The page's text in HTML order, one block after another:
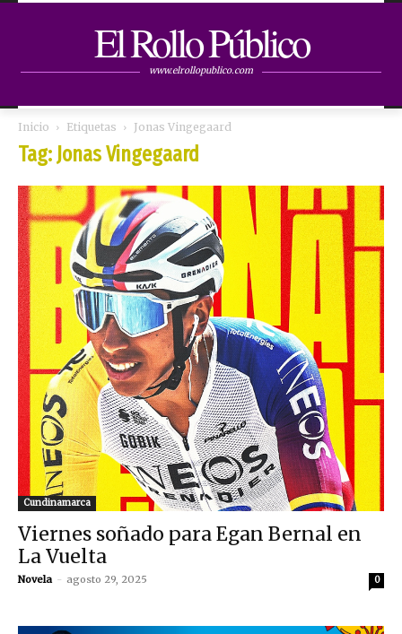
El Rollo Público
www.elrollopublico.com
Inicio Etiquetas Jonas Vingegaard
Tag: Jonas Vingegaard
Cundinamarca
Viernes soñado para Egan Bernal en
La Vuelta
Novela - agosto 29, 2025 0